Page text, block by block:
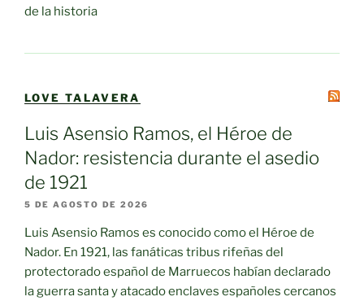
de la historia
LOVE TALAVERA
Luis Asensio Ramos, el Héroe de
Nador: resistencia durante el asedio
de 1921
5 DE AGOSTO DE 2026
Luis Asensio Ramos es conocido como el Héroe de
Nador. En 1921, las fanáticas tribus rifeñas del
protectorado español de Marruecos habían declarado
la guerra santa y atacado enclaves españoles cercanos